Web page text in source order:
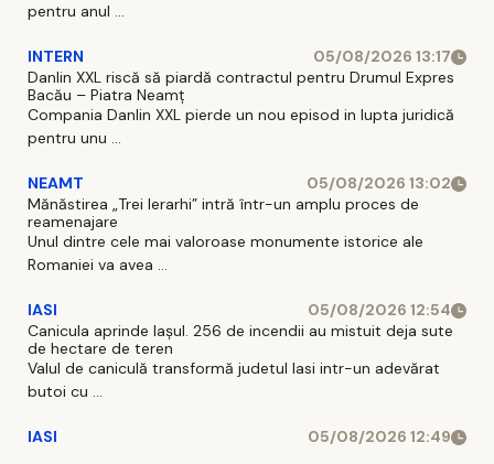
pentru anul ...
INTERN
05/08/2026 13:17
Danlin XXL riscă să piardă contractul pentru Drumul Expres
Bacău – Piatra Neamț
Compania Danlin XXL pierde un nou episod in lupta juridică
pentru unu ...
NEAMT
05/08/2026 13:02
Mănăstirea „Trei Ierarhi” intră într-un amplu proces de
reamenajare
Unul dintre cele mai valoroase monumente istorice ale
Romaniei va avea ...
IASI
05/08/2026 12:54
Canicula aprinde Iașul. 256 de incendii au mistuit deja sute
de hectare de teren
Valul de caniculă transformă judetul Iasi intr-un adevărat
butoi cu ...
IASI 05/08/2026 12:49